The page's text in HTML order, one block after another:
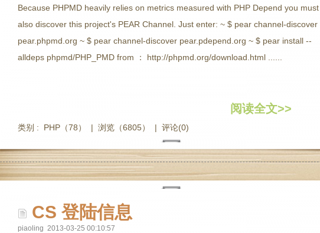
Because PHPMD heavily relies on metrics measured with PHP Depend you must
also discover this project's PEAR Channel. Just enter: ~ $ pear channel-discover
pear.phpmd.org ~ $ pear channel-discover pear.pdepend.org ~ $ pear install --
alldeps phpmd/PHP_PMD from ： http://phpmd.org/download.html ......
阅读全文>>
类别 : PHP （78） | 浏览（6805） | 评论(0)
CS 登陆信息
piaoling 2013-03-25 00:10:57